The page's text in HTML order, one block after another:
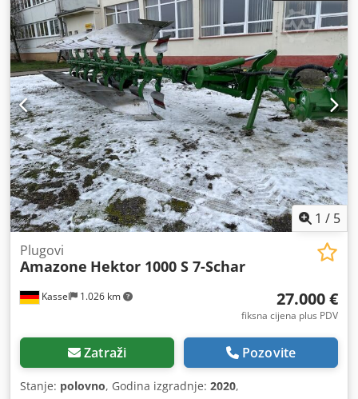
1 / 5
Kassel 1.026 km
Plugovi
Amazone Hektor 1000 S 7-Schar
27.000 €
fiksna cijena plus PDV
Zatraži Pozovite
Stanje: polovno, Godina izgradnje: 2020,